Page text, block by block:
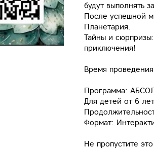
будут выполнять
После успешной
Планетария.
Тайны и
приключения!
Время
Программа:
Для детей от 6
Формат:
Не пропустите